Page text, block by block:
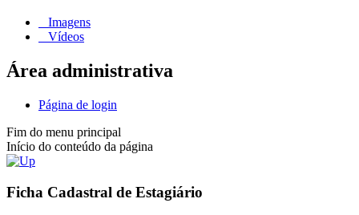
Imagens
Vídeos
Área administrativa
Página de login
Fim do menu principal
Início do conteúdo da página
Ficha Cadastral de Estagiário